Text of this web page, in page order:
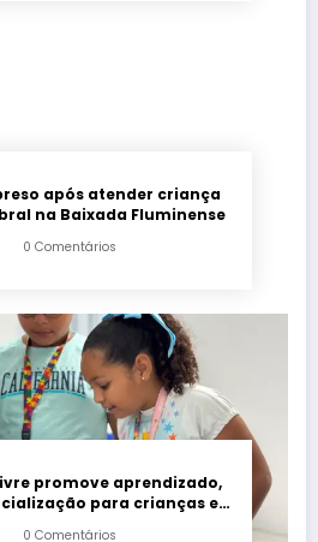
após atender criança
na Baixada Fluminense
0 Comentários
promove aprendizado,
para crianças e
0 Comentários